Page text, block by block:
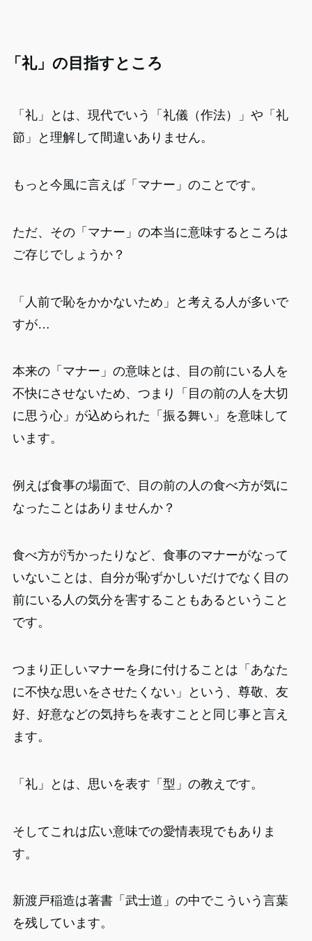
「礼」の目指すところ
「礼」とは、現代でいう「礼儀（作法）」や「礼
節」と理解して間違いありません。
もっと今風に言えば「マナー」のことです。
ただ、その「マナー」の本当に意味するところは
ご存じでしょうか？
「人前で恥をかかないため」と考える人が多いで
すが…
本来の「マナー」の意味とは、目の前にいる人を
不快にさせないため、つまり「目の前の人を大切
に思う心」が込められた「振る舞い」を意味して
います。
例えば食事の場面で、目の前の人の食べ方が気に
なったことはありませんか？
食べ方が汚かったりなど、食事のマナーがなって
いないことは、自分が恥ずかしいだけでなく目の
前にいる人の気分を害することもあるということ
です。
つまり正しいマナーを身に付けることは「あなた
に不快な思いをさせたくない」という、尊敬、友
好、好意などの気持ちを表すことと同じ事と言え
ます。
「礼」とは、思いを表す「型」の教えです。
そしてこれは広い意味での愛情表現でもありま
す。
新渡戸稲造は著書「武士道」の中でこういう言葉
を残しています。